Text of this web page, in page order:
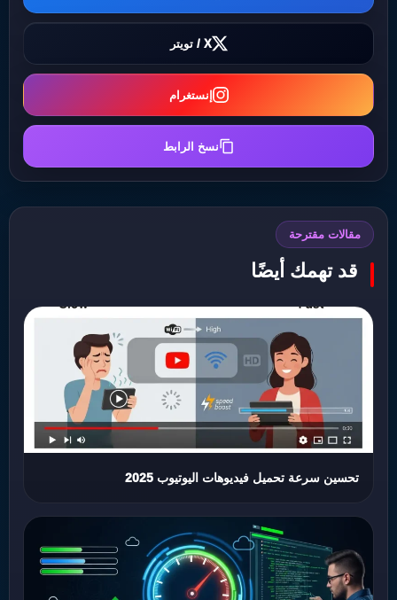
X / تويتر
إنستغرام
نسخ الرابط
مقالات مقترحة
قد تهمك أيضًا
تحسين سرعة تحميل فيديوهات اليوتيوب 2025